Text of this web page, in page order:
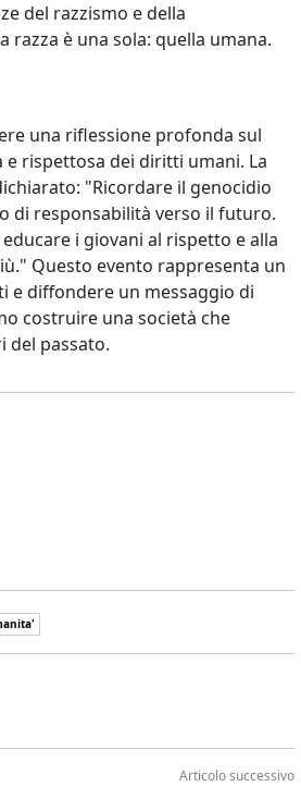
del razzismo e della
è una sola: quella umana.
una riflessione profonda sul
e rispettosa dei diritti umani. La
"Ricordare il genocidio
di responsabilità verso il futuro.
i giovani al rispetto e alla
Questo evento rappresenta un
e diffondere un messaggio di
costruire una società che
del passato.
Articolo successivo